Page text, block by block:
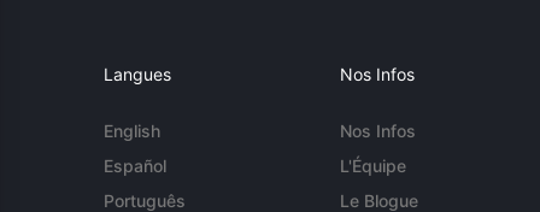
Langues
English
Español
Português
Nos Infos
Nos Infos
L'Équipe
Le Blogue